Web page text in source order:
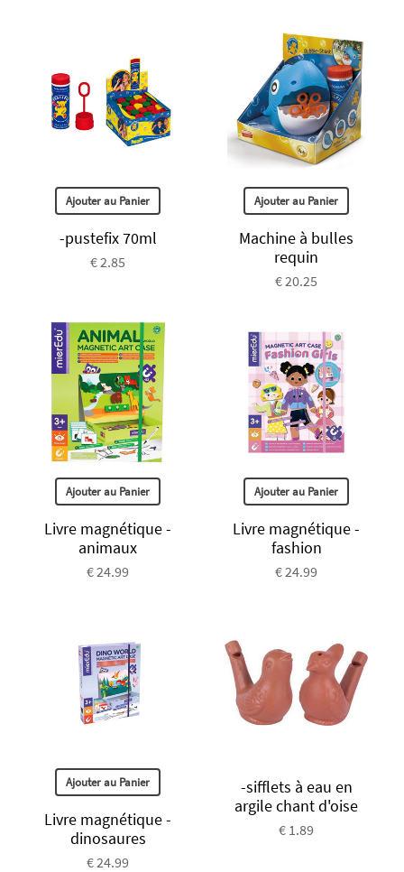
Ajouter au Panier
-pustefix 70ml
€ 2.85
Ajouter au Panier
Machine à bulles
requin
€ 20.25
Ajouter au Panier
Livre magnétique -
animaux
€ 24.99
Ajouter au Panier
Livre magnétique -
fashion
€ 24.99
Ajouter au Panier
Livre magnétique -
dinosaures
€ 24.99
-sifflets à eau en
argile chant d'oise
€ 1.89